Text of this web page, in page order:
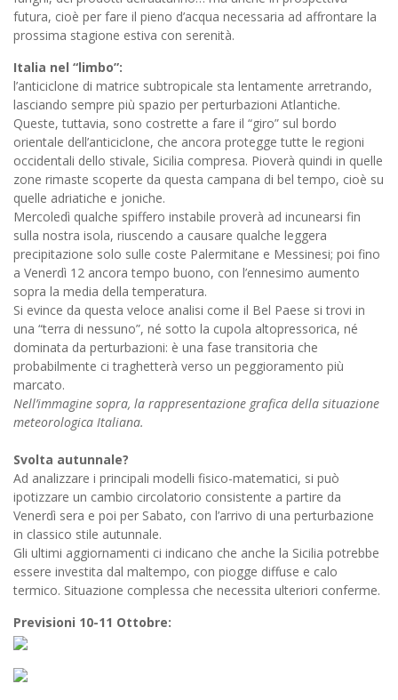
futura, cioè per fare il pieno d’acqua necessaria ad affrontare la
prossima stagione estiva con serenità.
Italia nel “limbo”:
l’anticiclone di matrice subtropicale sta lentamente arretrando,
lasciando sempre più spazio per perturbazioni Atlantiche.
Queste, tuttavia, sono costrette a fare il “giro” sul bordo
orientale dell’anticiclone, che ancora protegge tutte le regioni
occidentali dello stivale, Sicilia compresa. Pioverà quindi in quelle
zone rimaste scoperte da questa campana di bel tempo, cioè su
quelle adriatiche e joniche.
Mercoledì qualche spiffero instabile proverà ad incunearsi fin
sulla nostra isola, riuscendo a causare qualche leggera
precipitazione solo sulle coste Palermitane e Messinesi; poi fino
a Venerdì 12 ancora tempo buono, con l’ennesimo aumento
sopra la media della temperatura.
Si evince da questa veloce analisi come il Bel Paese si trovi in
una “terra di nessuno”, né sotto la cupola altopressorica, né
dominata da perturbazioni: è una fase transitoria che
probabilmente ci traghetterà verso un peggioramento più
marcato.
Nell’immagine sopra, la rappresentazione grafica della situazione
meteorologica Italiana.
Svolta autunnale?
Ad analizzare i principali modelli fisico-matematici, si può
ipotizzare un cambio circolatorio consistente a partire da
Venerdì sera e poi per Sabato, con l’arrivo di una perturbazione
in classico stile autunnale.
Gli ultimi aggiornamenti ci indicano che anche la Sicilia potrebbe
essere investita dal maltempo, con piogge diffuse e calo
termico. Situazione complessa che necessita ulteriori conferme.
Previsioni 10-11 Ottobre: